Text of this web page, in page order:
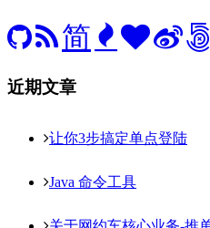
简
近期文章
让你3步搞定单点登陆
Java 命令工具